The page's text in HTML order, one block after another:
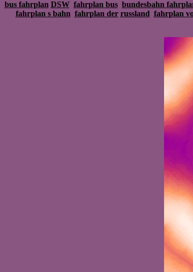
bus fahrplan DSW fahrplan bus bundesbahn
fahrplan s bahn fahrplan der russland fahrplan